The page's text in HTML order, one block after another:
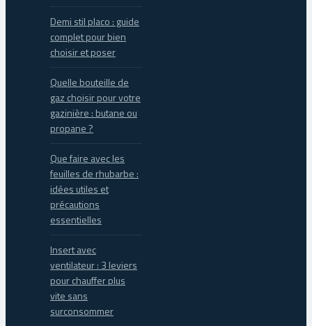
Demi stil placo : guide
complet pour bien
choisir et poser
Quelle bouteille de
gaz choisir pour votre
gazinière : butane ou
propane ?
Que faire avec les
feuilles de rhubarbe :
idées utiles et
précautions
essentielles
Insert avec
ventilateur : 3 leviers
pour chauffer plus
vite sans
surconsommer